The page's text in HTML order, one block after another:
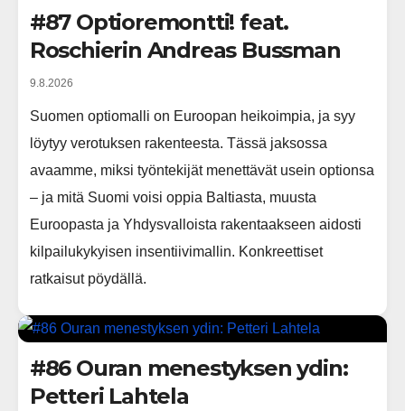
#87 Optioremontti! feat.
Roschierin Andreas Bussman
9.8.2026
Suomen optiomalli on Euroopan heikoimpia, ja syy
löytyy verotuksen rakenteesta. Tässä jaksossa
avaamme, miksi työntekijät menettävät usein optionsa
– ja mitä Suomi voisi oppia Baltiasta, muusta
Euroopasta ja Yhdysvalloista rakentaakseen aidosti
kilpailukykyisen insentiivimallin. Konkreettiset
ratkaisut pöydällä.
#86 Ouran menestyksen ydin:
Petteri Lahtela